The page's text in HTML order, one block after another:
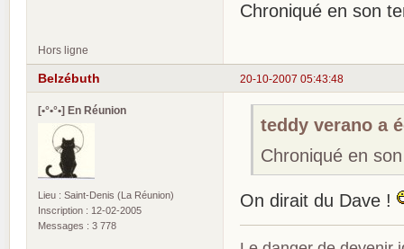
Chroniqué en son
Hors ligne
20-10-2007 05:43:48
Belzébuth
[•°•°•] En Réunion
Lieu : Saint-Denis (La Réunion)
Inscription : 12-02-2005
Messages : 3 778
teddy verano a
Chroniqué en
On dirait du Dave !